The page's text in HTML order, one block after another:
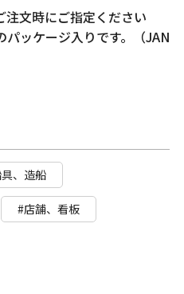
文時にご指定ください
ッケージ入りです。（JAN
、造船
#店舗、看板